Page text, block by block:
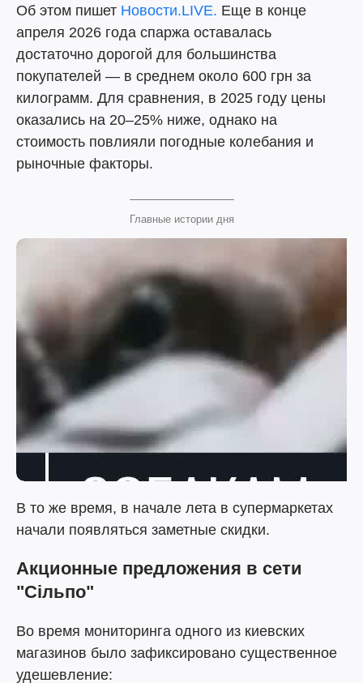
Об этом пишет Новости.LIVE. Еще в конце
апреля 2026 года спаржа оставалась
достаточно дорогой для большинства
покупателей — в среднем около 600 грн за
килограмм. Для сравнения, в 2025 году цены
оказались на 20–25% ниже, однако на
стоимость повлияли погодные колебания и
рыночные факторы.
Главные истории дня
В то же время, в начале лета в супермаркетах
начали появляться заметные скидки.
Акционные предложения в сети
"Сільпо"
Во время мониторинга одного из киевских
магазинов было зафиксировано существенное
удешевление: